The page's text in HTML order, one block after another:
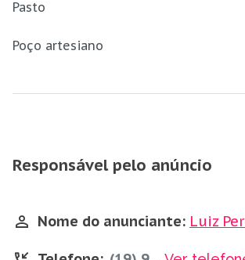
Pasto
Poço artesiano
Responsável pelo anúncio
Nome do anunciante: Luiz